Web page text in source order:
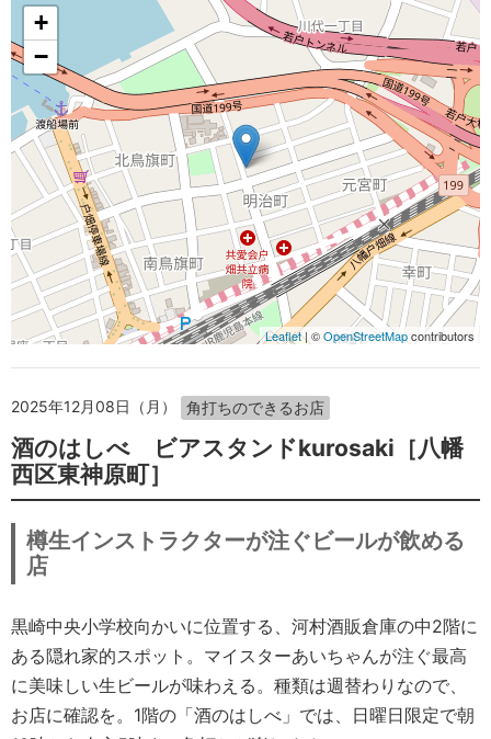
+
−
Leaflet| ©OpenStreetMapcontributors
2025年12月08日（月） 角打ちのできるお店
酒のはしべ ビアスタンドkurosaki［八幡
西区東神原町］
樽生インストラクターが注ぐビールが飲める
店
黒崎中央小学校向かいに位置する、河村酒販倉庫の中2階に
ある隠れ家的スポット。マイスターあいちゃんが注ぐ最高
に美味しい生ビールが味わえる。種類は週替わりなので、
お店に確認を。1階の「酒のはしべ」では、日曜日限定で朝